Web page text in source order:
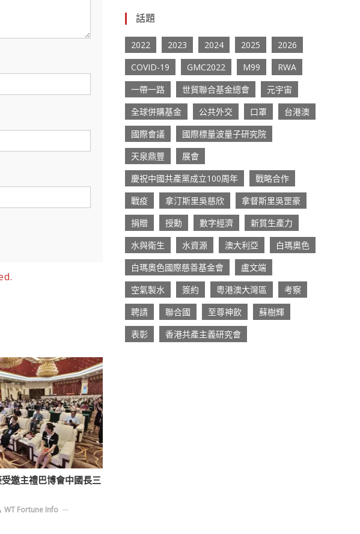
邀主禮巴博會中國長三
WT Fortune Info
話題
2022 2023 2024 2025
2026
COVID-19
GMC2022 M99
RWA
一帶一路
世貿聯合基金總會
元宇宙
全球併購基金
公共外交 口罩
台港澳
國際會議
國際標量波量子研究院
天泉鼎豐
展會
慶祝中國共產黨成立100周年
戰略合作
戰疫
拿汀斯里吳慈欣
拿督斯里吳罡豪
捐贈
授勳 數字經濟
新質生產力
水與衛生
水資源 澳大利亞
白瑪奧色
白瑪奧色國際慈善基金會
盧文端
空氣製水
簽約 粵港澳大灣區
考察
聘請
聯合國 至尊神飲
蘇樹輝
表彰
香港共產主義研究會